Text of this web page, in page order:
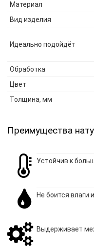
Материал
Вид изделия
Идеально подойдёт
Обработка
Цвет
Толщина, мм
Преимущества
Устойчив к
Не боится влаги
Выдерживает